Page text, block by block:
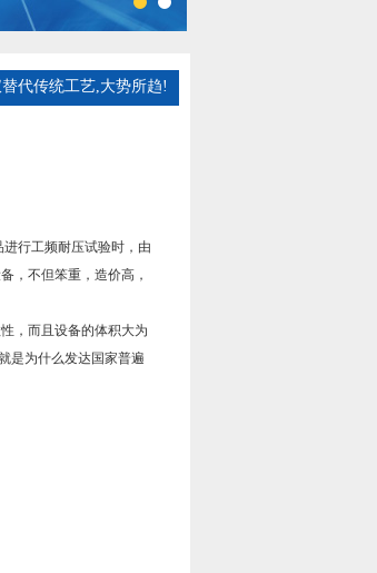
代传统工艺,大势所趋!
行工频耐压试验时，由
，不但笨重，造价高，
，而且设备的体积大为
是为什么发达国家普遍